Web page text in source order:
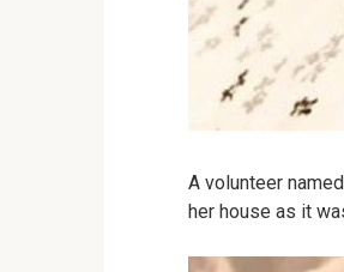
A volunteer
her house as it